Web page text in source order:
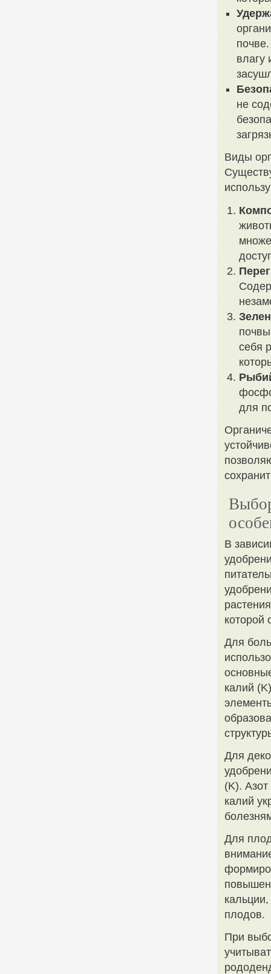
влагу
не
Виды
себя
для
В
которой
Для
калий
Для
(K).
калий
Для
плодов.
При